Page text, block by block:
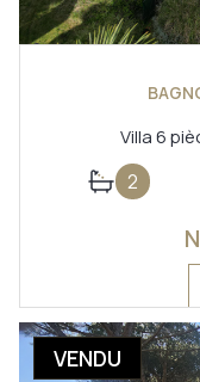
2
VENDU